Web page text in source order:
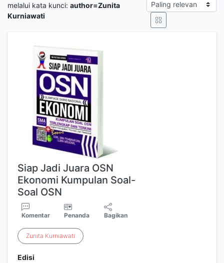
melalui kata kunci: author=Zunita
Kurniawati
Siap Jadi Juara OSN
Ekonomi Kumpulan Soal-
Soal OSN
Komentar Penanda Bagikan
Zunita Kurniawati
Edisi